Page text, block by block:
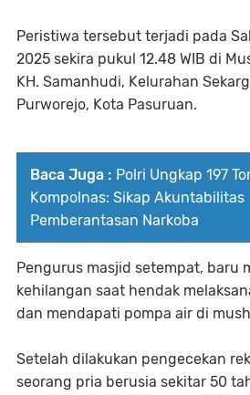
Peristiwa tersebut terjadi pada
2025 sekira pukul 12.48 WIB di
KH. Samanhudi, Kelurahan
Purworejo, Kota Pasuruan.
Baca Juga : Polri Ungkap 197
Kompolnas: Sikap Akuntabilitas
Pemberantasan Narkoba
Pengurus masjid setempat, baru
kehilangan saat hendak
dan mendapati pompa air di
Setelah dilakukan pengecekan
seorang pria berusia sekitar 50